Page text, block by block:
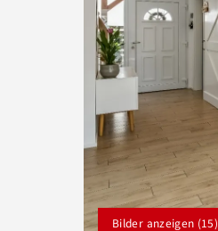
Bilder anzeigen (15)